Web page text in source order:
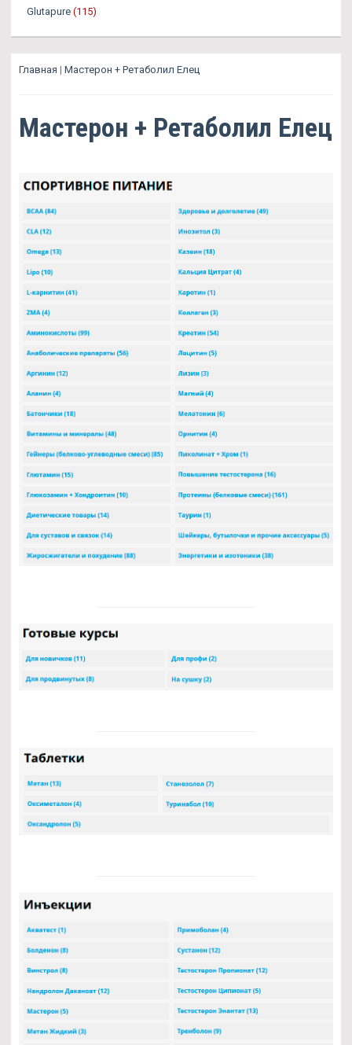
Glutapure (115)
Главная | Мастерон + Ретаболил Елец
Мастерон + Ретаболил Елец